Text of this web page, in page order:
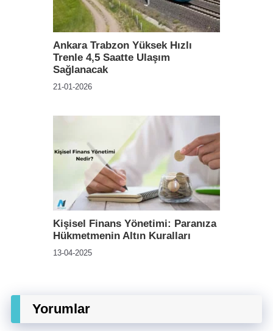
Ankara Trabzon Yüksek Hızlı
Trenle 4,5 Saatte Ulaşım
Sağlanacak
21-01-2026
Kişisel Finans Yönetimi: Paranıza
Hükmetmenin Altın Kuralları
13-04-2025
Yorumlar